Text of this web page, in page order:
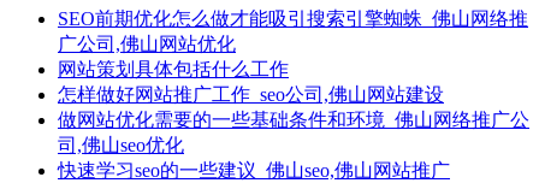
SEO前期优化怎么做才能吸引搜索引擎蜘蛛_佛山网络推
广公司,佛山网站优化
网站策划具体包括什么工作
怎样做好网站推广工作_seo公司,佛山网站建设
做网站优化需要的一些基础条件和环境_佛山网络推广公
司,佛山seo优化
快速学习seo的一些建议_佛山seo,佛山网站推广